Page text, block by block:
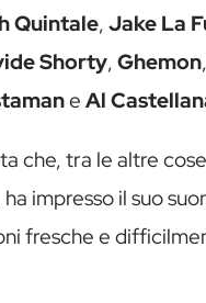
Quintale, Jake La
Shorty, Ghemon,
e Al
che, tra le altre
impresso il suo
fresche e